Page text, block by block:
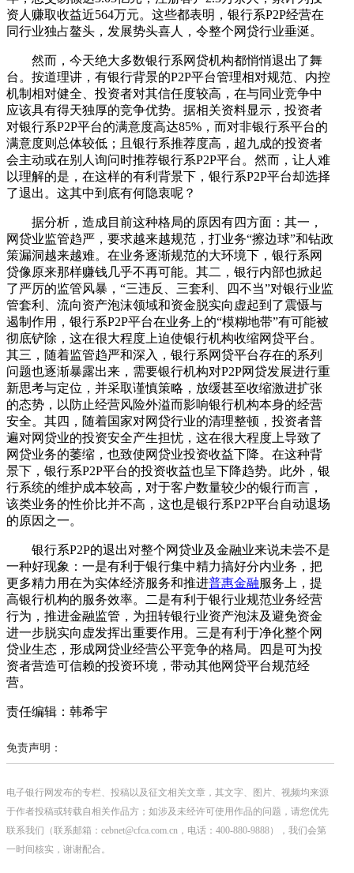
资人赚取收益近564万元。这些都表明，银行系P2P经营在
同行业独占鳌头，发展势头喜人，令整个网贷行业垂涎。
然而，今天绝大多数银行系网贷机构都悄悄退出了舞
台。按道理讲，有银行背景的P2P平台管理相对规范、内控
机制相对健全、投资者对其信任度较高，在与同业竞争中
应该具有得天独厚的竞争优势。据相关资料显示，投资者
对银行系P2P平台的满意度高达85%，而对非银行系平台的
满意度则总体较低；且银行系推荐度高，超九成的投资者
会主动或在别人询问时推荐银行系P2P平台。然而，让人难
以理解的是，在这样的有利背景下，银行系P2P平台却选择
了退出。这其中到底有何隐衷呢？
据分析，造成目前这种格局的原因有四方面：其一，
网贷业监管趋严，要求越来越规范，打业务“擦边球”和钻政
策漏洞越来越难。在业务逐渐规范的大环境下，银行系网
贷像原来那样赚钱几乎不再可能。其二，银行内部也掀起
了严厉的监管风暴，“三违反、三套利、四不当”对银行业监
管套利、流向资产泡沫领域和资金脱实向虚起到了震慑与
遏制作用，银行系P2P平台在业务上的“模糊地带”有可能被
彻底铲除，这在很大程度上迫使银行机构收缩网贷平台。
其三，随着监管趋严和深入，银行系网贷平台存在的系列
问题也逐渐暴露出来，需要银行机构对P2P网贷发展进行重
新思考与定位，并采取谨慎策略，放缓甚至收缩激进扩张
的态势，以防止经营风险外溢而影响银行机构本身的经营
安全。其四，随着国家对网贷行业的清理整顿，投资者普
遍对网贷业的投资安全产生担忧，这在很大程度上导致了
网贷业务的萎缩，也致使网贷业投资收益下降。在这种背
景下，银行系P2P平台的投资收益也呈下降趋势。此外，银
行系统的维护成本较高，对于客户数量较少的银行而言，
该类业务的性价比并不高，这也是银行系P2P平台自动退场
的原因之一。
银行系P2P的退出对整个网贷业及金融业来说未尝不是
一种好现象：一是有利于银行集中精力搞好分内业务，把
更多精力用在为实体经济服务和推进普惠金融服务上，提
高银行机构的服务效率。二是有利于银行业规范业务经营
行为，推进金融监管，为扭转银行业资产泡沫及避免资金
进一步脱实向虚发挥出重要作用。三是有利于净化整个网
贷业生态，形成网贷业经营公平竞争的格局。四是可为投
资者营造可信赖的投资环境，带动其他网贷平台规范经
营。
责任编辑：韩希宇
免责声明：
电子银行网发布的专栏、投稿以及征文相关文章，其文字、图片、视频均来源
于作者投稿或转载自相关作品方；如涉及未经许可使用作品的问题，请您优先
联系我们（联系邮箱：cebnet@cfca.com.cn，电话：400-880-9888），我们会第
一时间核实，谢谢配合。